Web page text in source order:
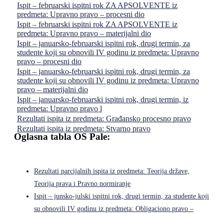
Ispit – februarski ispitni rok ZA APSOLVENTE iz
predmeta: Upravno pravo – procesni dio
Ispit – februarski ispitni rok ZA APSOLVENTE iz
predmeta: Upravno pravo – materijalni dio
Ispit – januarsko-februarski ispitni rok, drugi termin, za
studente koji su obnovili IV godinu iz predmeta: Upravno
pravo – procesni dio
Ispit – januarsko-februarski ispitni rok, drugi termin, za
studente koji su obnovili IV godinu iz predmeta: Upravno
pravo – materijalni dio
Ispit – januarsko-februarski ispitni rok, drugi termin, iz
predmeta: Upravno pravo l
Rezultati ispita iz predmeta: Građansko procesno pravo
Rezultati ispita iz predmeta: Stvarno pravo
Oglasna tabla OS Pale:
Rezultati parcijalnih ispita iz predmeta: Teorija države,
Teorija prava i Pravno normiranje
Ispit – junsko-julski ispitni rok, drugi termin, za studente koji
su obnovili IV godinu iz predmeta: Obligaciono pravo –